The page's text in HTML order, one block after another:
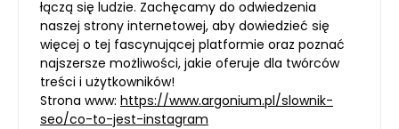
łączą się ludzie. Zachęcamy do odwiedzenia
naszej strony internetowej, aby dowiedzieć się
więcej o tej fascynującej platformie oraz poznać
najszersze możliwości, jakie oferuje dla twórców
treści i użytkowników!
Strona www: https://www.argonium.pl/slownik-
seo/co-to-jest-instagram